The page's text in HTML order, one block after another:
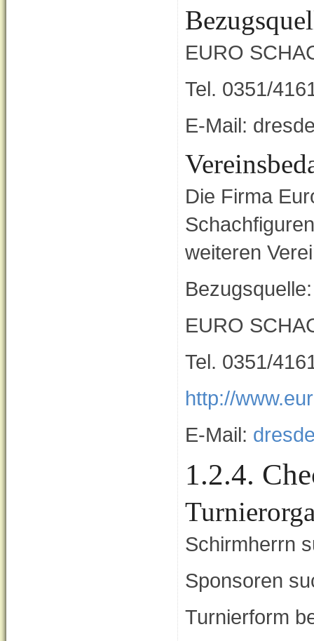
EURO
Tel. 0351/
E-Mail:
Die Firma
weiteren
Bezugsquelle:
EURO
Tel. 0351/
http://
E-Mail:
1.2.4.
Schirmherrn
Sponsoren
Turnierform